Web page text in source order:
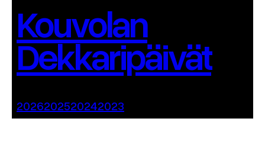
Kouvolan
Dekkaripäivät
2026202520242023